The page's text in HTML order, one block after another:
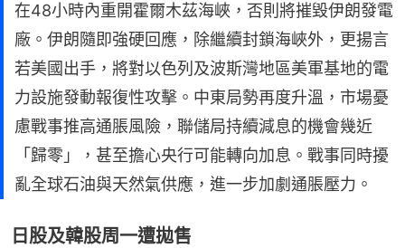
在48小時內重開霍爾木茲海峽，否則將摧毀伊朗發電
廠。伊朗隨即強硬回應，除繼續封鎖海峽外，更揚言
若美國出手，將對以色列及波斯灣地區美軍基地的電
力設施發動報復性攻擊。中東局勢再度升溫，市場憂
慮戰事推高通脹風險，聯儲局持續減息的機會幾近
「歸零」，甚至擔心央行可能轉向加息。戰事同時擾
亂全球石油與天然氣供應，進一步加劇通脹壓力。
日股及韓股周一遭拋售